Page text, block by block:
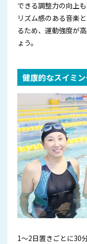
できる調整力の向上
リズム感のある音楽
るため、運動強度が
ょう。
健康的なスイミ
1～2日置きごとに30